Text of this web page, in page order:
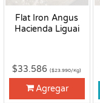
Flat Iron Angus
Hacienda Liguai
$33.586($23.990/Kg)
Agregar